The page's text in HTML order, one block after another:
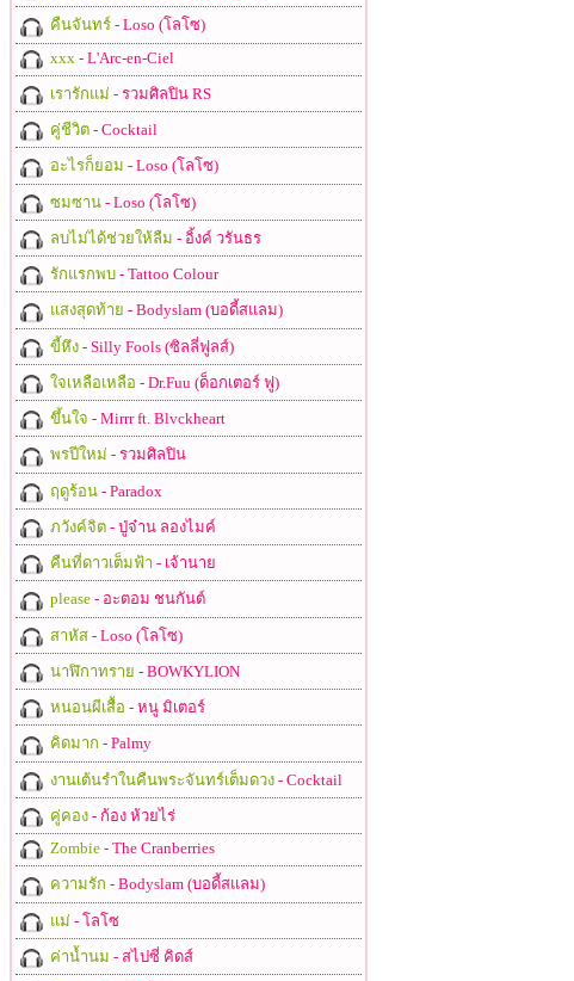
คืนจันทร์- Loso (โลโซ)
xxx - L'Arc-en-Ciel
เรารักแม่ - รวมศิลปิน RS
คู่ชีวิต- Cocktail
อะไรก็ยอม - Loso (โลโซ)
ซมซาน- Loso (โลโซ)
ลบไม่ได้ช่วยให้ลืม - อิ้งค์ วรันธร
รักแรกพบ- Tattoo Colour
แสงสุดท้าย - Bodyslam (บอดี้สแลม)
ขี้หึง- Silly Fools (ซิลลี่ฟูลส์)
ใจเหลือเหลือ - Dr.Fuu (ด็อกเตอร์ ฟู)
ขึ้นใจ - Mirrr ft. Blvckheart
พรปีใหม่ - รวมศิลปิน
ฤดูร้อน- Paradox
ภวังค์จิต- ปู่จ๋าน ลองไมค์
คืนที่ดาวเต็มฟ้า - เจ้านาย
please- อะตอม ชนกันต์
สาหัส- Loso (โลโซ)
นาฬิกาทราย - BOWKYLION
หนอนผีเสื้อ - หนู มิเตอร์
คิดมาก - Palmy
งานเต้นรำในคืนพระจันทร์เต็มดวง- Cocktail
คู่คอง- ก้อง ห้วยไร่
Zombie- The Cranberries
ความรัก - Bodyslam (บอดี้สแลม)
แม่ - โลโซ
ค่าน้ำนม - สไปซี่ คิดส์